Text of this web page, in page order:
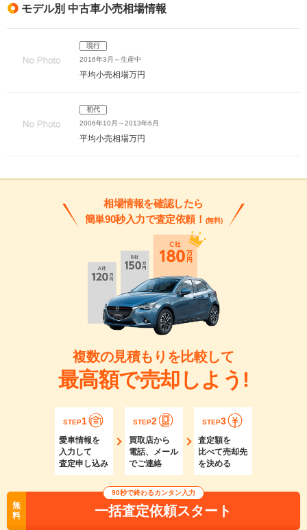
モデル別 中古車小売相場情報
現行
2016年3月～生産中
平均小売相場万円
初代
2006年10月～2013年6月
平均小売相場万円
相場情報を確認したら
簡単90秒入力で査定依頼！ (無料)
複数の見積もりを比較して
最高額で売却しよう!
STEP1
愛車情報を
入力して
査定申し込み
STEP2
買取店から
電話、メール
でご連絡
STEP3
査定額を
比べて売却先
を決める
無
料
90秒で終わるカンタン入力
一括査定依頼スタート